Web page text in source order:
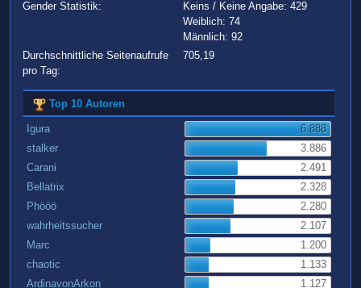
Gender Statistik:
Keins / Keine Angabe: 429
Weiblich: 74
Männlich: 92
Durchschnittliche Seitenaufrufe
pro Tag:
705,19
Top 10 Autoren
Igura
6.888
stalker
3.886
Carani
2.491
Bellatrix
2.328
Phööö
2.280
wahrheitssucher
2.107
Marc
1.200
chaotic
1.133
ArdinavonArkon
1.127